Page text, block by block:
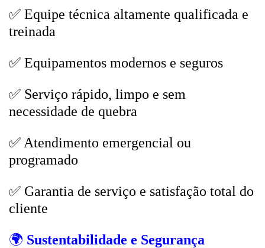
✅ Equipe técnica altamente qualificada e
treinada
✅ Equipamentos modernos e seguros
✅ Serviço rápido, limpo e sem
necessidade de quebra
✅ Atendimento emergencial ou
programado
✅ Garantia de serviço e satisfação total do
cliente
🌍 Sustentabilidade e Segurança